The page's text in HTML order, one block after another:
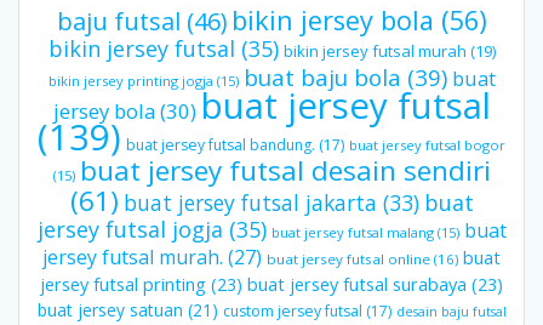
baju futsal (46) bikin jersey bola (56)
bikin jersey futsal (35) bikin jersey futsal murah (19)
bikin jersey printing jogja (15) buat baju bola (39) buat
jersey bola(30)buat jersey futsal
(139) buat jersey futsal bandung. (17) buat jersey futsal bogor
(15) buat jersey futsal desain sendiri
(61) buat jersey futsal jakarta (33) buat
jersey futsal jogja (35) buat jersey futsal malang(15) buat
jersey futsal murah. (27) buat jersey futsal online(16) buat
jersey futsal printing (23) buat jersey futsal surabaya (23)
buat jersey satuan (21) custom jersey futsal (17) desain baju futsal